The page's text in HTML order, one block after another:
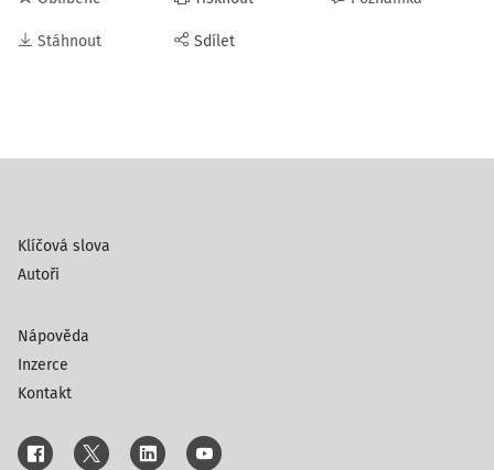
Stáhnout Sdílet
Klíčová slova
Autoři
Nápověda
Inzerce
Kontakt